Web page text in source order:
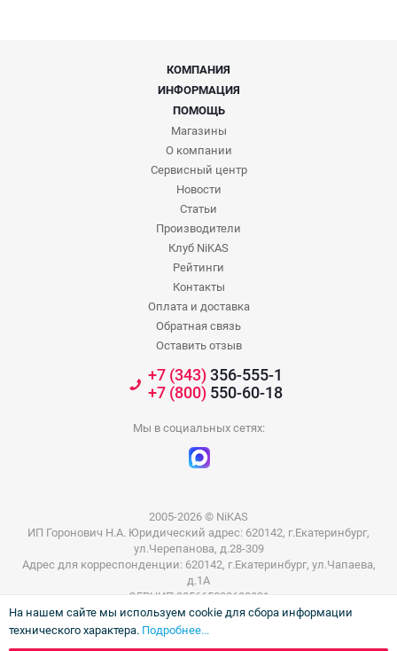
КОМПАНИЯ
ИНФОРМАЦИЯ
ПОМОЩЬ
Магазины
О компании
Сервисный центр
Новости
Статьи
Производители
Клуб NiKAS
Рейтинги
Контакты
Оплата и доставка
Обратная связь
Оставить отзыв
+7 (343)356-555-1
+7 (800)550-60-18
Мы в социальных сетях:
2005-2026 © NiKAS
ИП Горонович Н.А. Юридический адрес: 620142, г.Екатеринбург,
ул.Черепанова, д.28-309
Адрес для корреспонденции: 620142, г.Екатеринбург, ул.Чапаева,
д.1А
ОГРНИП 305665832600031
ИНН 665801802803
На нашем сайте мы используем cookie для сбора информации
технического характера. Подробнее...